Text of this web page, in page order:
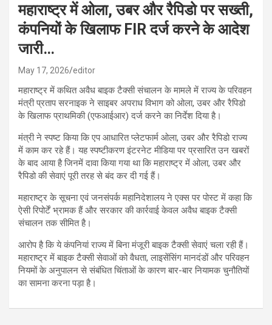
महाराष्ट्र में ओला, उबर और रैपिडो पर सख्ती,
कंपनियों के खिलाफ FIR दर्ज करने के आदेश
जारी…
May 17, 2026 editor
महाराष्ट्र में कथित अवैध बाइक टैक्सी संचालन के मामले में राज्य के परिवहन
मंत्री प्रताप सरनाइक ने साइबर अपराध विभाग को ओला, उबर और रैपिडो
के खिलाफ प्राथमिकी (एफआईआर) दर्ज करने का निर्देश दिया है।
मंत्री ने स्पष्ट किया कि एप आधारित प्लेटफार्म ओला, उबर और रैपिडो राज्य
में काम कर रहे हैं। यह स्पष्टीकरण इंटरनेट मीडिया पर प्रसारित उन खबरों
के बाद आया है जिनमें दावा किया गया था कि महाराष्ट्र में ओला, उबर और
रैपिडो की सेवाएं पूरी तरह से बंद कर दी गई हैं।
महाराष्ट्र के सूचना एवं जनसंपर्क महानिदेशालय ने एक्स पर पोस्ट में कहा कि
ऐसी रिपोर्टें भ्रामक हैं और सरकार की कार्रवाई केवल अवैध बाइक टैक्सी
संचालन तक सीमित है।
आरोप है कि ये कंपनियां राज्य में बिना मंजूरी बाइक टैक्सी सेवाएं चला रही हैं।
महाराष्ट्र में बाइक टैक्सी सेवाओं को वैधता, लाइसेंसिंग मानदंडों और परिवहन
नियमों के अनुपालन से संबंधित चिंताओं के कारण बार-बार नियामक चुनौतियों
का सामना करना पड़ा है।